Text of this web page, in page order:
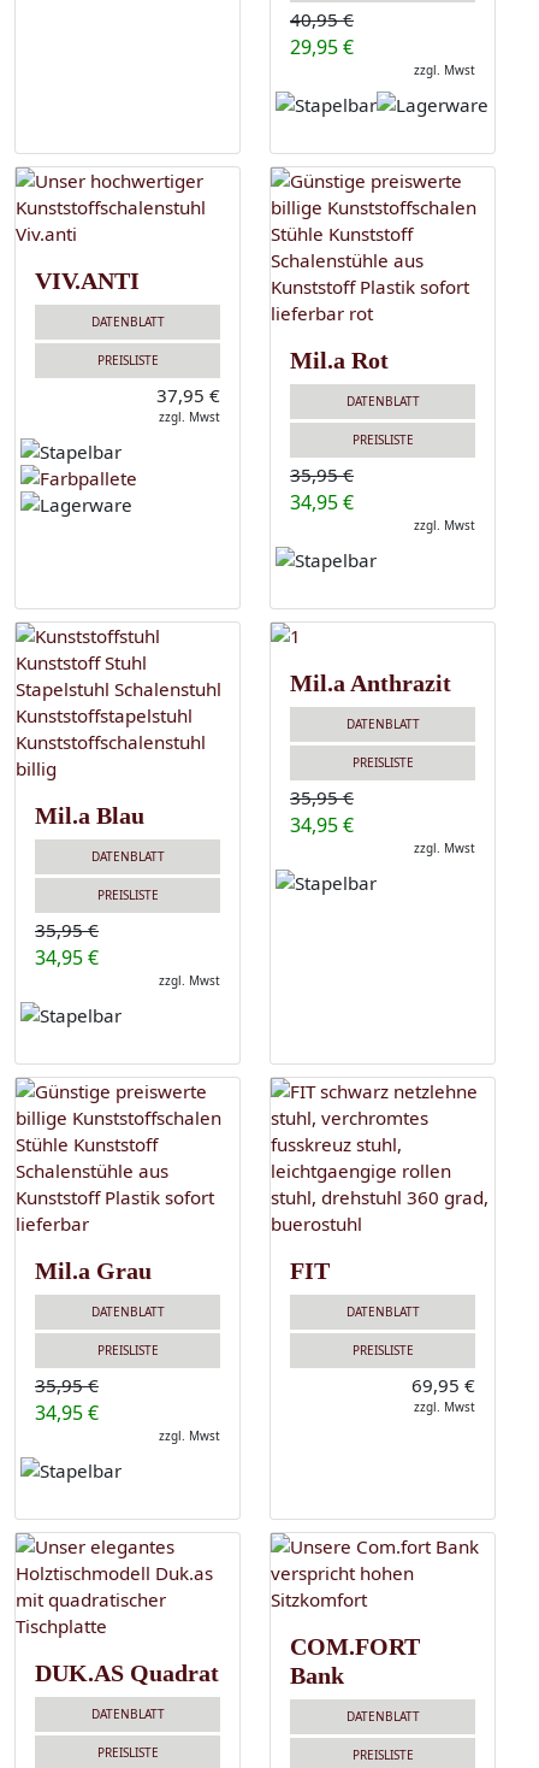
40,95 €
29,95 €
zzgl. Mwst
VIV.ANTI
DATENBLATT
PREISLISTE
37,95 €
zzgl. Mwst
Mil.a Rot
DATENBLATT
PREISLISTE
35,95 €
34,95 €
zzgl. Mwst
Mil.a Blau
DATENBLATT
PREISLISTE
35,95 €
34,95 €
zzgl. Mwst
Mil.a Anthrazit
DATENBLATT
PREISLISTE
35,95 €
34,95 €
zzgl. Mwst
Mil.a Grau
DATENBLATT
PREISLISTE
35,95 €
34,95 €
zzgl. Mwst
FIT
DATENBLATT
PREISLISTE
69,95 €
zzgl. Mwst
DUK.AS Quadrat
DATENBLATT
PREISLISTE
COM.FORT
Bank
DATENBLATT
PREISLISTE